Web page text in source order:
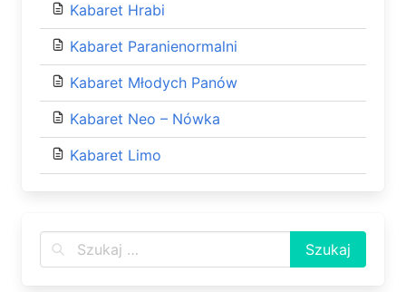
Kabaret Hrabi
Kabaret Paranienormalni
Kabaret Młodych Panów
Kabaret Neo – Nówka
Kabaret Limo